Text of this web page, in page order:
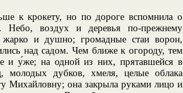
к крокету, но по дороге вспомнила о
Небо, воздух и деревья по-прежнему
и душно; громадные стаи ворон,
над садом. Чем ближе к огороду, тем
и у́же; на одной из них, прятавшейся в
молодых дубков, хмеля, целые облака
Михайловну; она закрыла руками лицо и